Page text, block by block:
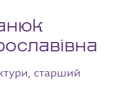
старший